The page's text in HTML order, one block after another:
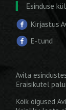
Esinduse
Kirjastus
E-tund
Avita
Eraisikutel
Kõik õigused